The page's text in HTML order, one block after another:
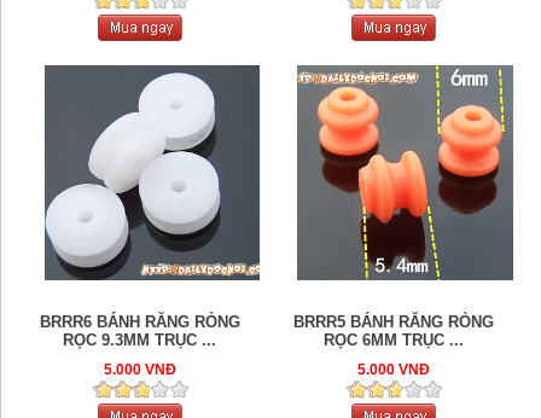
BRRR6 BÁNH RĂNG RÒNG
RỌC 9.3MM TRỤC ...
5.000 VNĐ
BRRR5 BÁNH RĂNG RÒNG
RỌC 6MM TRỤC ...
5.000 VNĐ